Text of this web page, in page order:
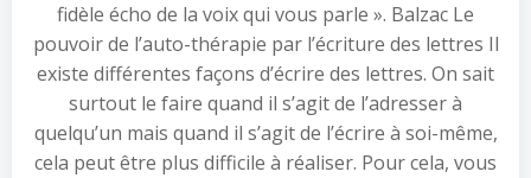
fidèle écho de la voix qui vous parle ». Balzac Le
pouvoir de l’auto-thérapie par l’écriture des lettres Il
existe différentes façons d’écrire des lettres. On sait
surtout le faire quand il s’agit de l’adresser à
quelqu’un mais quand il s’agit de l’écrire à soi-même,
cela peut être plus difficile à réaliser. Pour cela, vous